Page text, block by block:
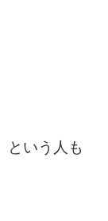
という人も